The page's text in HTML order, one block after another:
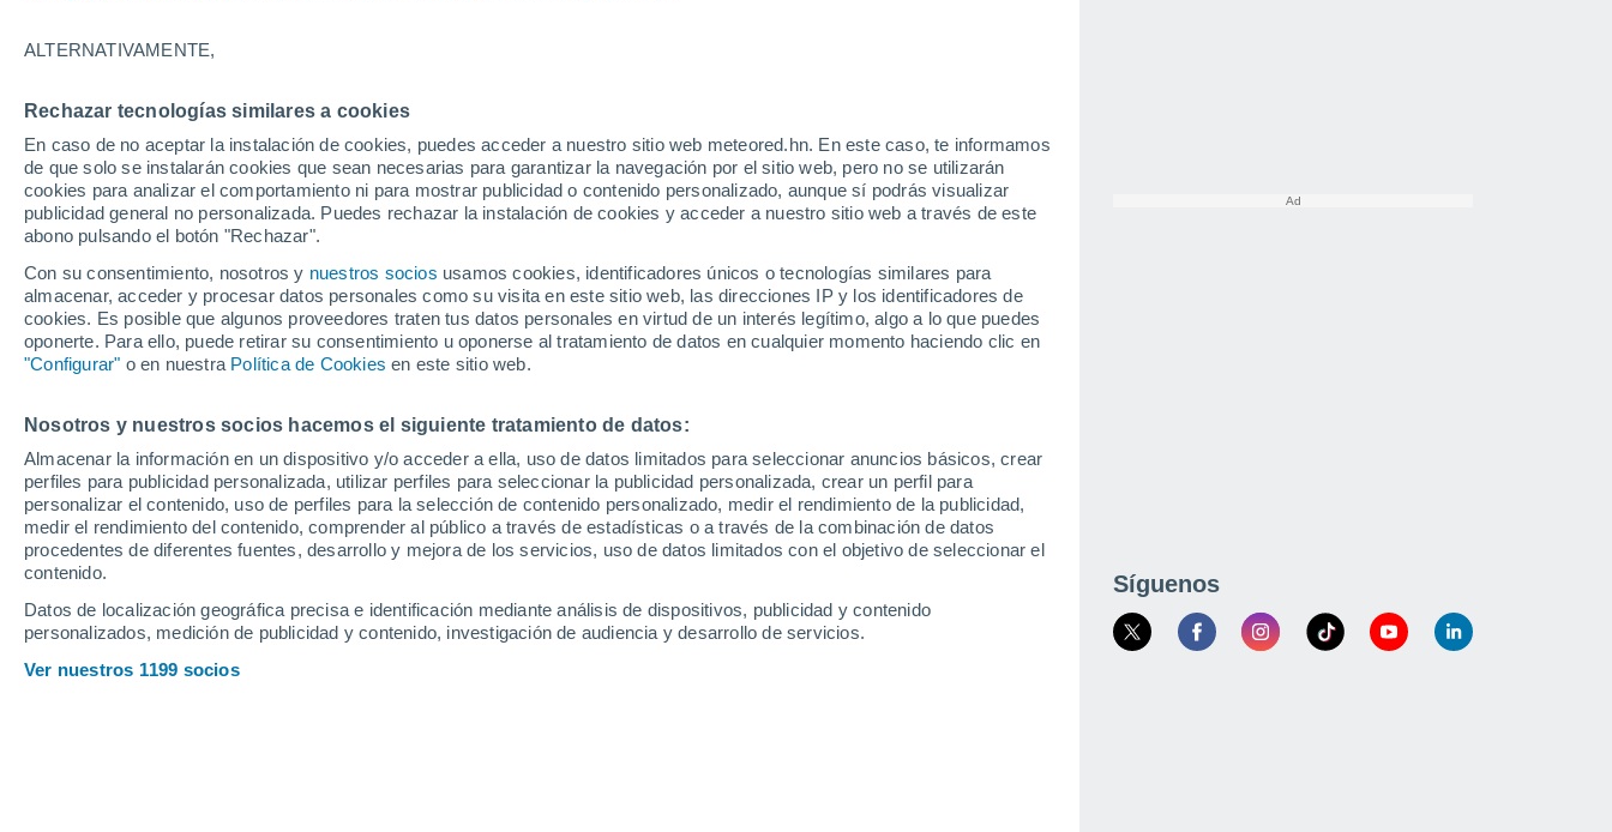
ALTERNATIVAMENTE,
Rechazar tecnologías similares a cookies
En caso de no aceptar la instalación de cookies, puedes acceder a nuestro sitio web meteored.hn. En este caso, te informamos
de que solo se instalarán cookies que sean necesarias para garantizar la navegación por el sitio web, pero no se utilizarán
cookies para analizar el comportamiento ni para mostrar publicidad o contenido personalizado, aunque sí podrás visualizar
publicidad general no personalizada. Puedes rechazar la instalación de cookies y acceder a nuestro sitio web a través de este
abono pulsando el botón "Rechazar".
Con su consentimiento, nosotros y nuestros socios usamos cookies, identificadores únicos o tecnologías similares para
almacenar, acceder y procesar datos personales como su visita en este sitio web, las direcciones IP y los identificadores de
cookies. Es posible que algunos proveedores traten tus datos personales en virtud de un interés legítimo, algo a lo que puedes
oponerte. Para ello, puede retirar su consentimiento u oponerse al tratamiento de datos en cualquier momento haciendo clic en
"Configurar" o en nuestra Política de Cookies en este sitio web.
Nosotros y nuestros socios hacemos el siguiente tratamiento de datos:
Almacenar la información en un dispositivo y/o acceder a ella, uso de datos limitados para seleccionar anuncios básicos, crear
perfiles para publicidad personalizada, utilizar perfiles para seleccionar la publicidad personalizada, crear un perfil para
personalizar el contenido, uso de perfiles para la selección de contenido personalizado, medir el rendimiento de la publicidad,
medir el rendimiento del contenido, comprender al público a través de estadísticas o a través de la combinación de datos
procedentes de diferentes fuentes, desarrollo y mejora de los servicios, uso de datos limitados con el objetivo de seleccionar el
contenido.
Datos de localización geográfica precisa e identificación mediante análisis de dispositivos, publicidad y contenido
personalizados, medición de publicidad y contenido, investigación de audiencia y desarrollo de servicios.
Ver nuestros 1199 socios
27°
12°
Birmingham
Burton upon
Trent
25°
11°
Church
Stretton
27°
25°
Knighton
26°
Ledbury
10°
Leominster
Oswestry
26°
26°
10°
Shrewsbury
Stafford
11°
Stratford-
upon-Avon
27°
Wolverhampton
11°
Worcester
Beoley
24°
26°
Avon
Dassett
25°
Síguenos